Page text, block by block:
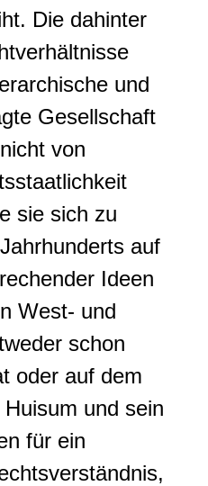
Die dahinter
und
Gesellschaft
von
sie sich zu
auf
Ideen
West- und
schon
oder auf dem
und sein
für ein